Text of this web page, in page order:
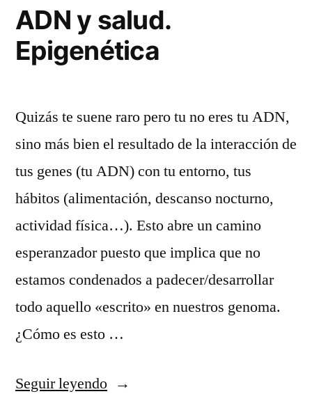
ADN y salud.
Epigenética
Quizás te suene raro pero tu no eres tu ADN,
sino más bien el resultado de la interacción de
tus genes (tu ADN) con tu entorno, tus
hábitos (alimentación, descanso nocturno,
actividad física…). Esto abre un camino
esperanzador puesto que implica que no
estamos condenados a padecer/desarrollar
todo aquello «escrito» en nuestros genoma.
¿Cómo es esto …
Seguir leyendo«ADN